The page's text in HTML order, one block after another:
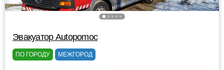
Эвакуатор Autopomoc
ПО ГОРОДУ МЕЖГОРОД